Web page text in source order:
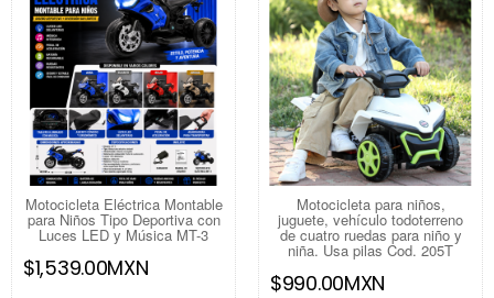
Motocicleta Eléctrica Montable
para Niños Tipo Deportiva con
Luces LED y Música MT-3
$1,539.00MXN
Motocicleta para niños,
juguete, vehículo todoterreno
de cuatro ruedas para niño y
niña. Usa pilas Cod. 205T
$990.00MXN